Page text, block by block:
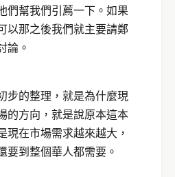
們幫我們引薦一下。如果
以那之後我們就主要請鄭
論。
步的整理，就是為什麼現
的方向，就是說原本這本
現在市場需求越來越大，
要到整個華人都需要。